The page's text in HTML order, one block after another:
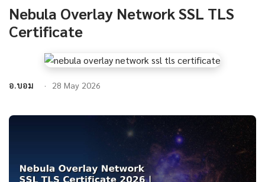
Nebula Overlay Network SSL TLS
Certificate
อ.บอม 28 May 2026